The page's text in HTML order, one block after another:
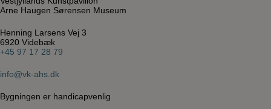
Kontaktinformation
Vestjyllands Kunstpavillon
Arne Haugen Sørensen Museum
6920 Videbæk
+45 97 17 28 79
info@vk-ahs.dk